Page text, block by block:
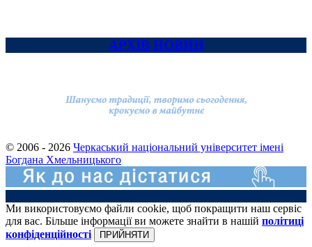
АРХІВ НОВИН
© 2006 - 2026 Черкаський національний університет імені
Богдана Хмельницького
Ми використовуємо файли cookie, щоб покращити наш сервіс
для вас. Більше інформації ви можете знайти в нашій політиці
конфіденційності
ПРИЙНЯТИ